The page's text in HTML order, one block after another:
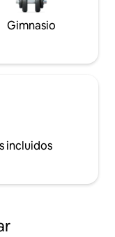
Gimnasio
incluidos